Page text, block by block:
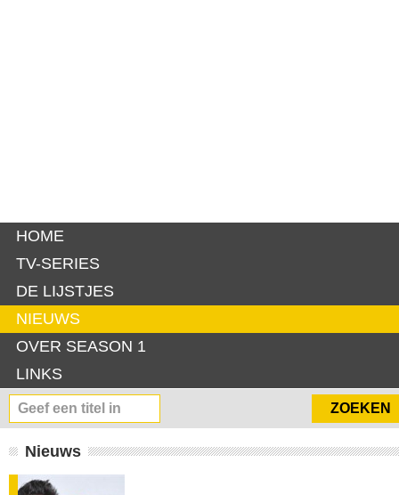
HOME
TV-SERIES
DE LIJSTJES
NIEUWS
OVER SEASON 1
LINKS
Nieuws